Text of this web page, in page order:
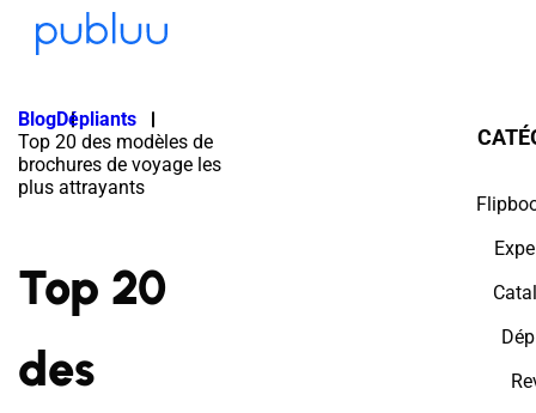
BlogDépliants
Top 20 des modèles de
brochures de voyage les
plus attrayants
Top 20
des